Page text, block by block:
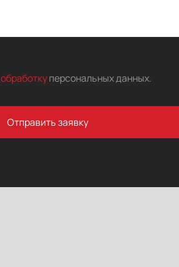
обработку персональных данных.
Отправить заявку